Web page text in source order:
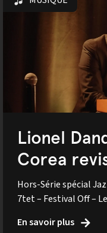
Lionel
Corea
Hors-Série spécial
7tet – Festival Off –
En savoir plus